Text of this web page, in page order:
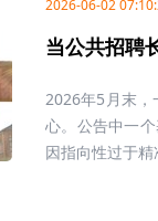
2026-06-02
当公共招聘
2026年5月末，
心。公告中一
因指向性过于